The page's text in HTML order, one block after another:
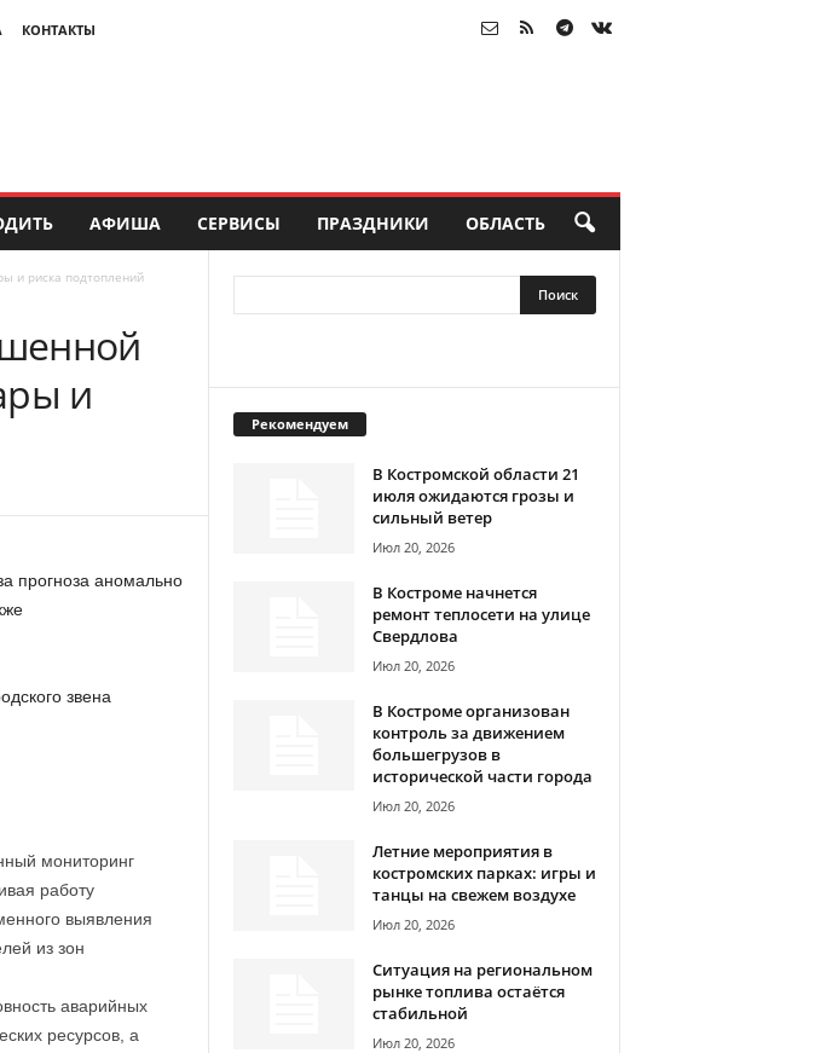
КОНТАКТЫ
АФИША СЕРВИСЫ ПРАЗДНИКИ ОБЛАСТЬ
и риска подтоплений
и
прогноза аномально
звена
мониторинг
работу
выявления
из зон
аварийных
ресурсов, а
Рекомендуем
В Костромской области 21
июля ожидаются грозы и
сильный ветер
Июл 20, 2026
В Костроме начнется
ремонт теплосети на улице
Свердлова
Июл 20, 2026
В Костроме организован
контроль за движением
большегрузов в
исторической части города
Июл 20, 2026
Летние мероприятия в
костромских парках: игры и
танцы на свежем воздухе
Июл 20, 2026
Ситуация на региональном
рынке топлива остаётся
стабильной
Июл 20, 2026